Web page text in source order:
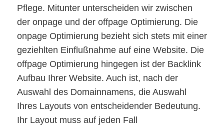
Pflege. Mitunter unterscheiden wir zwischen
der onpage und der offpage Optimierung. Die
onpage Optimierung bezieht sich stets mit einer
geziehlten Einflußnahme auf eine Website. Die
offpage Optimierung hingegen ist der Backlink
Aufbau Ihrer Website. Auch ist, nach der
Auswahl des Domainnamens, die Auswahl
Ihres Layouts von entscheidender Bedeutung.
Ihr Layout muss auf jeden Fall